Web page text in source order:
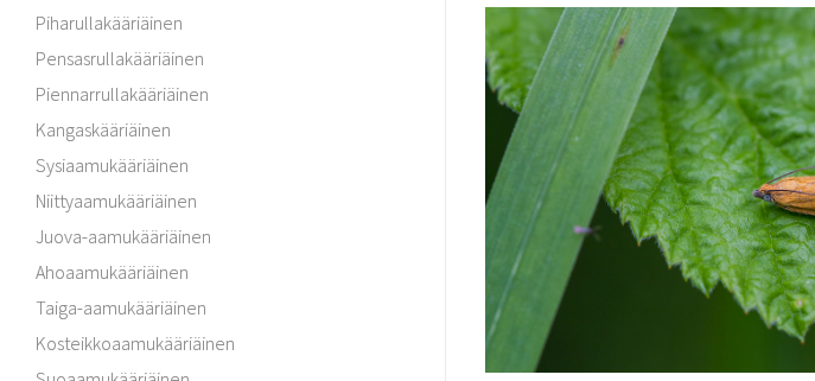
Piharullakääriäinen
Pensasrullakääriäinen
Piennarrullakääriäinen
Kangaskääriäinen
Sysiaamukääriäinen
Niittyaamukääriäinen
Juova-aamukääriäinen
Ahoaamukääriäinen
Taiga-aamukääriäinen
Kosteikkoaamukääriäinen